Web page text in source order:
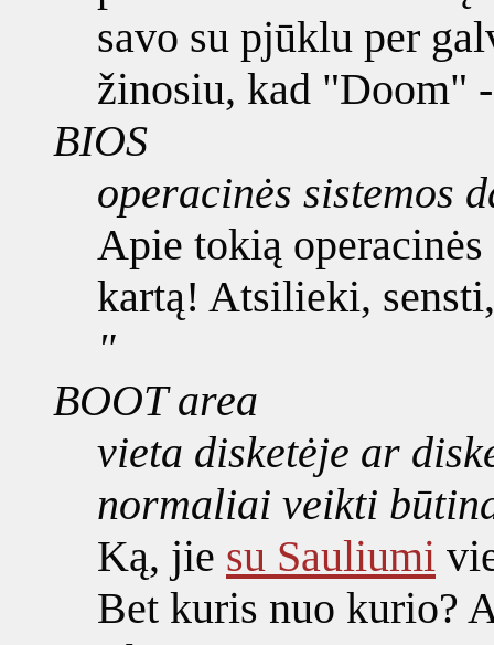
savo su pjūklu per
žinosiu, kad "Doom"
BIOS
operacinės sistemos
Apie tokią
kartą! Atsilieki,
"
BOOT area
vieta disketėje ar
normaliai veikti
Ką, jie su Sauliumi
Bet kuris nuo kurio?